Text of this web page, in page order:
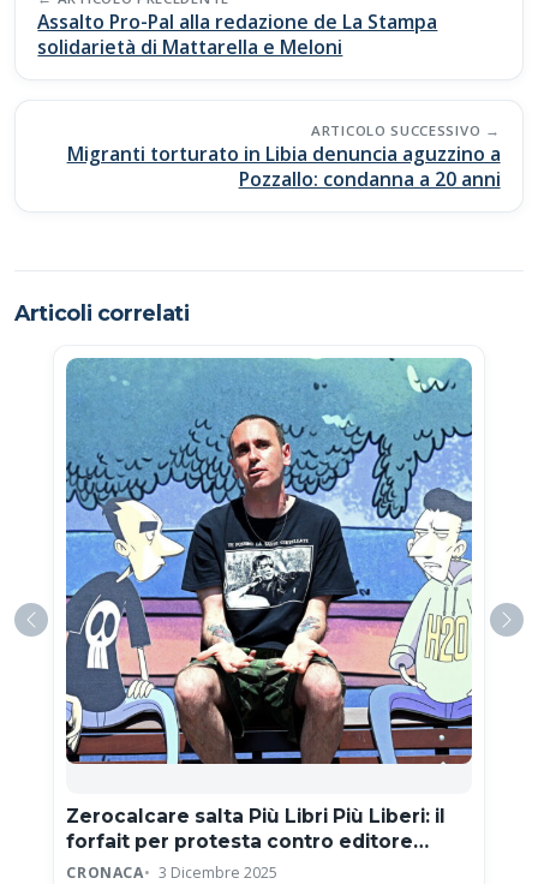
o
o
k
A
p
p
Li
n
k
vi
di
navigation
Assalto Pro-Pal alla redazione de La Stampa
solidarietà di Mattarella e Meloni
ARTICOLO SUCCESSIVO
Migranti torturato in Libia denuncia aguzzino a
Pozzallo: condanna a 20 anni
Articoli correlati
Zerocalcare salta Più Libri Più Liberi: il
forfait per protesta contro editore
neofascista
CRONACA 3 Dicembre 2025